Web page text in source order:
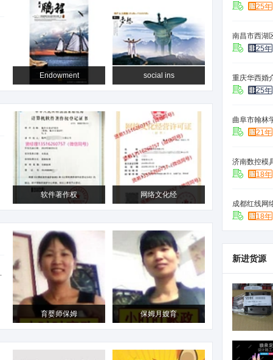
Endowment social ins
软件著作权 网络文化经
育婴师保姆 保姆月嫂育
25年
南昌市西湖
25年
重庆华西婚
25年
曲阜市翰林
21年
济南数控模
18年
成都红线网
18年
新进货源